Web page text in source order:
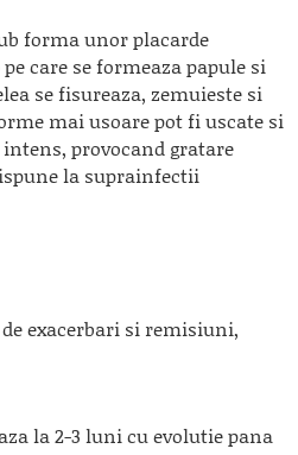
forma unor placarde
care se formeaza papule si
se fisureaza, zemuieste si
mai usoare pot fi uscate si
provocand gratare
la suprainfectii
exacerbari si remisiuni,
la 2-3 luni cu evolutie pana